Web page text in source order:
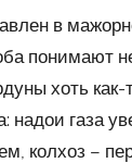
в
понимают
хоть
надои газа
колхоз –